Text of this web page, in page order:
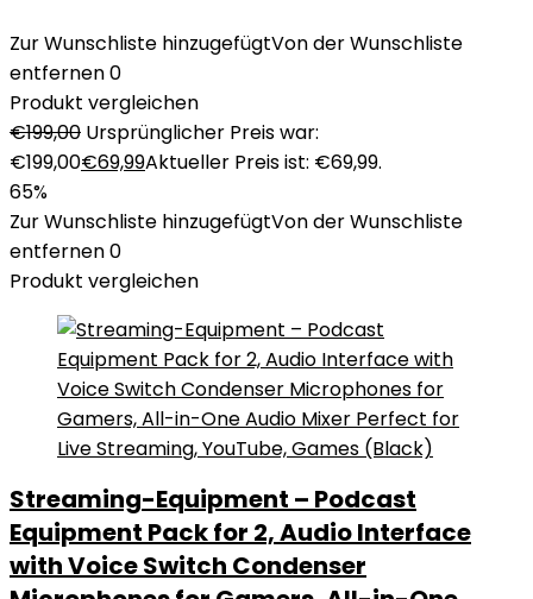
Zur Wunschliste hinzugefügtVon der Wunschliste
entfernen0
Produkt vergleichen
€199,00 Ursprünglicher Preis war:
€199,00€69,99Aktueller Preis ist: €69,99.
65%
Zur Wunschliste hinzugefügtVon der Wunschliste
entfernen0
Produkt vergleichen
Streaming-Equipment – Podcast
Equipment Pack for 2, Audio Interface
with Voice Switch Condenser